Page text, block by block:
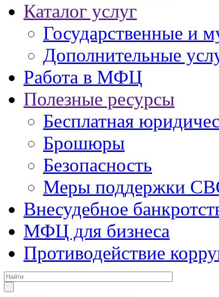
Каталог услуг
Государственные и
Дополнительные
Работа в МФЦ
Полезные ресурсы
Бесплатная
Брошюры
Безопасность
Меры поддержки
Внесудебное
МФЦ для бизнеса
Противодействие